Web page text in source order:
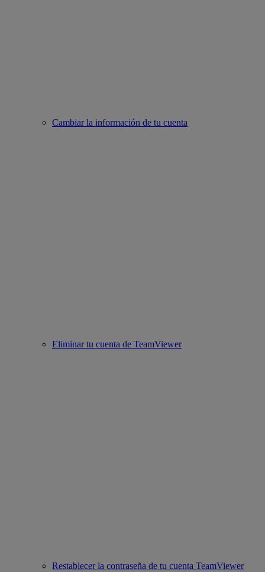
Cambiar la información de tu cuenta
Eliminar tu cuenta de TeamViewer
Restablecer la contraseña de tu cuenta TeamViewer